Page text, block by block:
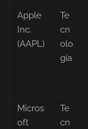
Apple
Inc.
(AAPL)
Te
cn
olo
gía
Micros
oft
Te
cn